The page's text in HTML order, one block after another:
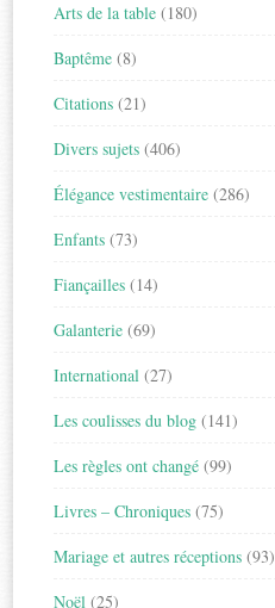
Arts de la table (180)
Baptême (8)
Citations (21)
Divers sujets (406)
Élégance vestimentaire (286)
Enfants (73)
Fiançailles (14)
Galanterie (69)
International (27)
Les coulisses du blog (141)
Les règles ont changé (99)
Livres – Chroniques (75)
Mariage et autres réceptions (93)
Noël (25)